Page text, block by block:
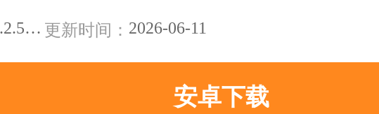
v1.9.025.2.54.8.1604 更新时间： 2026-06-11
安卓下载